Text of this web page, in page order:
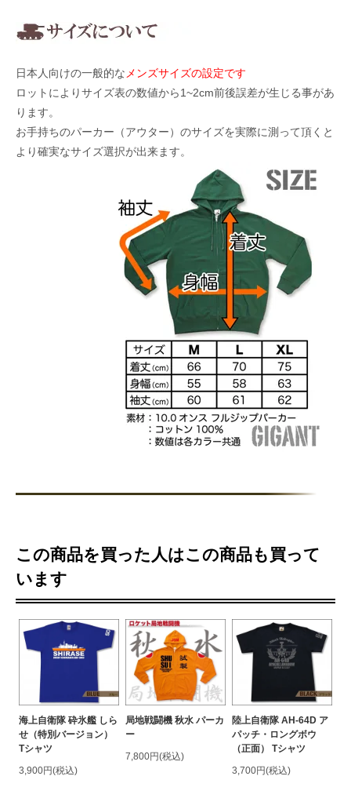
日本人向けの一般的な メンズサイズの設定です
ロットによりサイズ表の数値から1~2cm前後誤差が生じる事があ
ります。
お手持ちのパーカー（アウター）のサイズを実際に測って頂くと
より確実なサイズ選択が出来ます。
この商品を買った人はこの商品も買って
います
海上自衛隊 砕氷艦 しら
せ（特別バージョン）
Tシャツ
3,900円(税込)
局地戦闘機 秋水 パーカ
ー
7,800円(税込)
陸上自衛隊 AH-64D ア
パッチ・ロングボウ
（正面） Tシャツ
3,700円(税込)